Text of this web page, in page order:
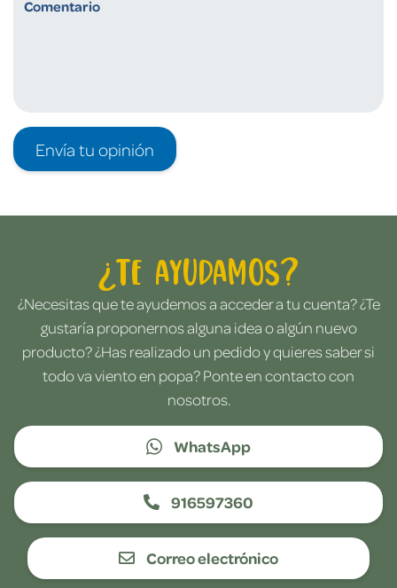
Envía tu opinión
¿Te ayudamos?
¿Necesitas que te ayudemos a acceder a tu cuenta? ¿Te
gustaría proponernos alguna idea o algún nuevo
producto? ¿Has realizado un pedido y quieres saber si
todo va viento en popa? Ponte en contacto con
nosotros.
WhatsApp
916597360
Correo electrónico